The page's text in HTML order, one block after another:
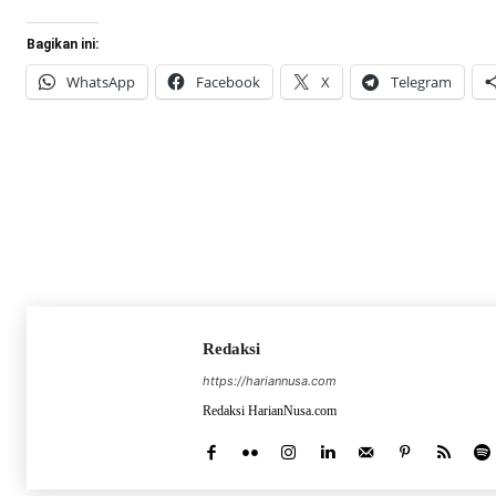
Bagikan ini:
WhatsApp Facebook X Telegram
Redaksi
https://hariannusa.com
Redaksi HarianNusa.com